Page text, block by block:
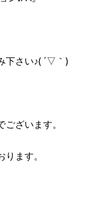
下さい♪( ´▽｀)
ざいます。
ます。